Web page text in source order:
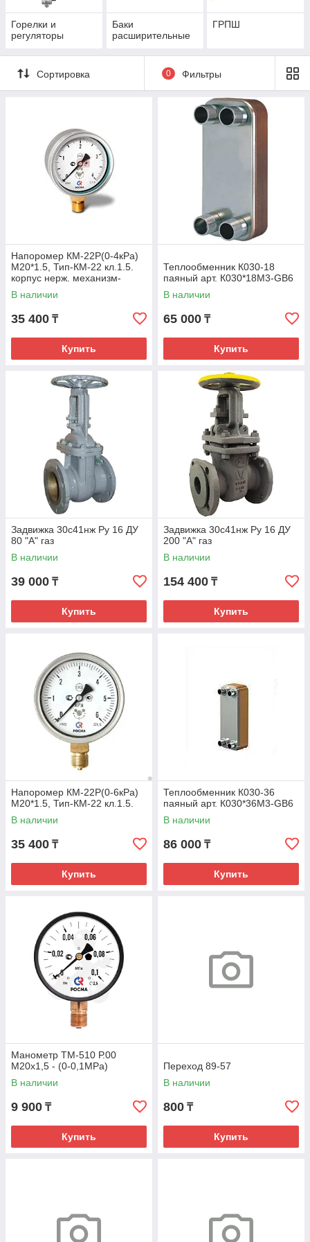
Горелки и
регуляторы
Баки
расширительные
ГРПШ
Сортировка 0 Фильтры
Напоромер КМ-22Р(0-4кРа)
М20*1.5, Тип-КМ-22 кл.1.5.
корпус нерж. механизм-
мд.сплав, чувствит.элемент
В наличии
35 400 ₸
Купить
Теплообменник К030-18
паяный арт. К030*18М3-GB6
В наличии
65 000 ₸
Купить
Задвижка 30с41нж Ру 16 ДУ
80 "А" газ
В наличии
39 000 ₸
Купить
Задвижка 30с41нж Ру 16 ДУ
200 "А" газ
В наличии
154 400 ₸
Купить
Напоромер КМ-22Р(0-6кРа)
М20*1.5, Тип-КМ-22 кл.1.5.
В наличии
35 400 ₸
Купить
Теплообменник К030-36
паяный арт. К030*36М3-GB6
В наличии
86 000 ₸
Купить
Манометр ТМ-510 Р.00
М20х1,5 - (0-0,1МРа)
В наличии
9 900 ₸
Купить
Переход 89-57
В наличии
800 ₸
Купить